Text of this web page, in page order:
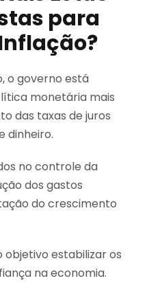
para
o governo está
monetária mais
das taxas de juros
dinheiro.
no controle da
dos gastos
do crescimento
estabilizar os
na economia.